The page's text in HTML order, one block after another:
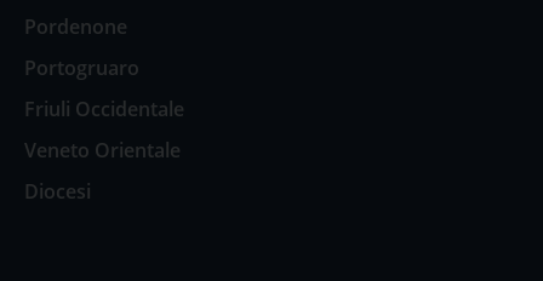
Pordenone
Portogruaro
Friuli Occidentale
Veneto Orientale
Diocesi